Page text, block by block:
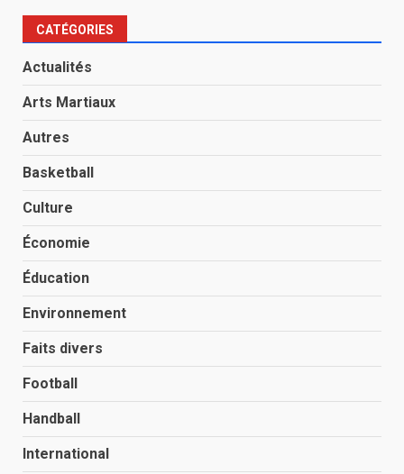
CATÉGORIES
Actualités
Arts Martiaux
Autres
Basketball
Culture
Économie
Éducation
Environnement
Faits divers
Football
Handball
International